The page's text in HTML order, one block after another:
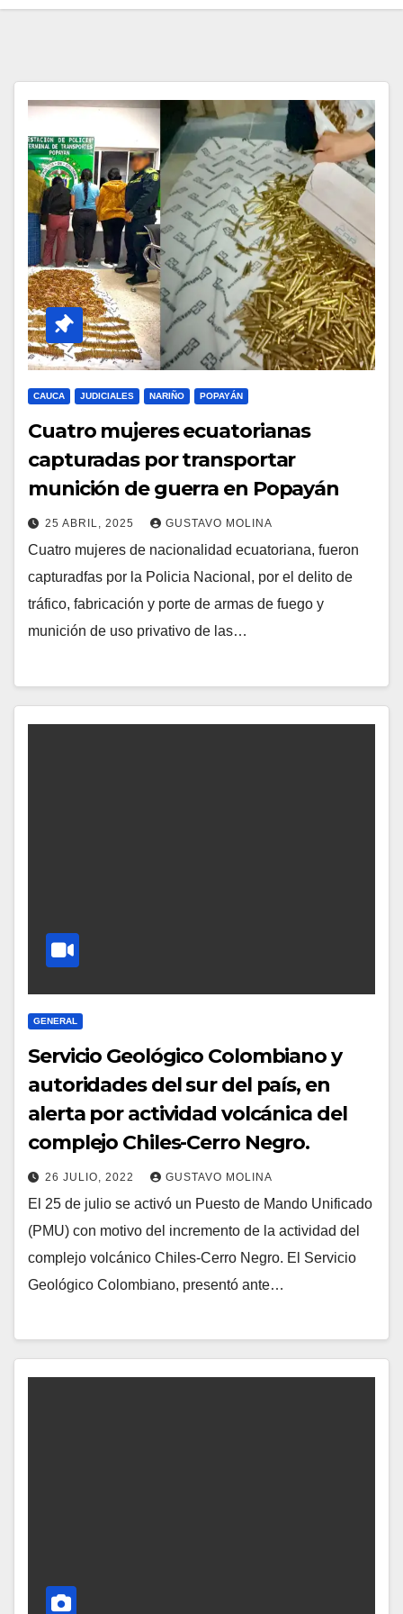
CAUCA JUDICIALES NARIÑO POPAYÁN
Cuatro mujeres ecuatorianas
capturadas por transportar
munición de guerra en Popayán
25 ABRIL, 2025 GUSTAVO MOLINA
Cuatro mujeres de nacionalidad ecuatoriana, fueron
capturadfas por la Policia Nacional, por el delito de
tráfico, fabricación y porte de armas de fuego y
munición de uso privativo de las…
GENERAL
Servicio Geológico Colombiano y
autoridades del sur del país, en
alerta por actividad volcánica del
complejo Chiles-Cerro Negro.
26 JULIO, 2022 GUSTAVO MOLINA
El 25 de julio se activó un Puesto de Mando Unificado
(PMU) con motivo del incremento de la actividad del
complejo volcánico Chiles-Cerro Negro. El Servicio
Geológico Colombiano, presentó ante…